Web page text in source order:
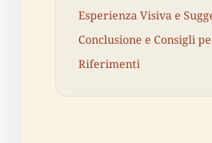
Esperienza Visiva e
Conclusione e Consigli
Riferimenti